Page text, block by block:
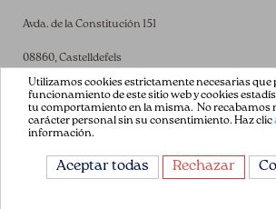
Avda. de la Constitución 151
08860, Castelldefels
Barcelona, España
+34 93 665 13 35
info@flordepatch.es
Utilizamos cookies estrictamente necesarias que
funcionamiento de este sitio web y cookies
tu comportamiento en la misma. No recabamos
carácter personal sin su consentimiento. Haz clic
información.
Aceptar todas Rechazar